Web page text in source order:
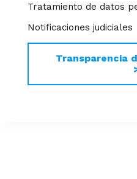
Tratamiento de datos
Notificaciones judiciales
Transparencia